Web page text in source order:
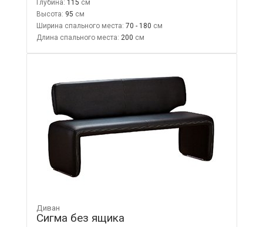
Глубина: 115
Высота: 95
Ширина спального места: 70 - 180
Длина спального места: 200
Диван
Сигма без ящика